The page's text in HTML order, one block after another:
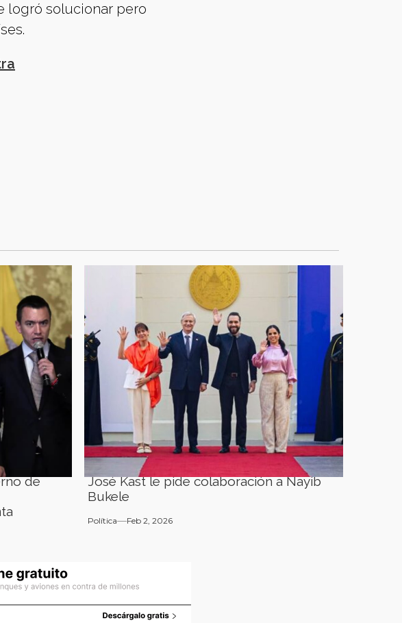
logró solucionar pero
de
José Kast le pide colaboración a Nayib
Bukele
Política Feb 2, 2026